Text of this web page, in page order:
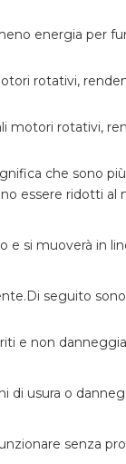
energia per
rotativi,
motori rotativi,
che sono
essere ridotti al
e si muoverà in
seguito
e non
di usura o
senza